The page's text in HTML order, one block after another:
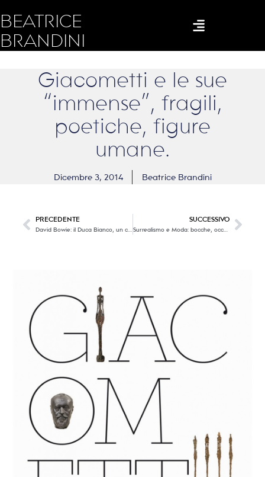
BEATRICE
BRANDINI
Giacometti e le sue
“immense”, fragili,
poetiche, figure
umane.
Dicembre 3, 2014 Beatrice Brandini
PRECEDENTE SUCCESSIVO
Surrealismo e Moda: bocche, occhi, mani … magnifiche presenze su abiti sorprendenti.